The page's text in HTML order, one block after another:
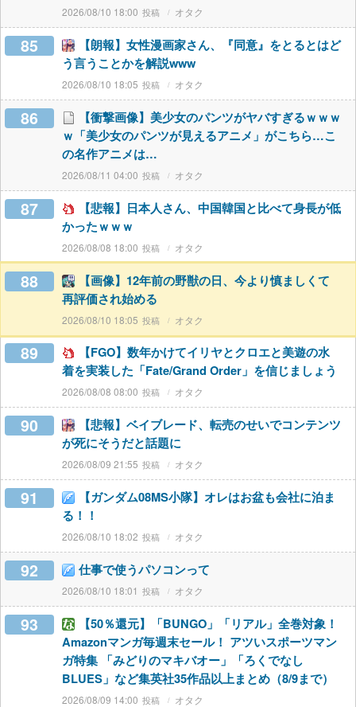
2026/08/10 18:00 オタク
85
【朗報】女性漫画家さん、『同意』をとるとはど
う言うことかを解説www
2026/08/10 18:05 オタク
86
【衝撃画像】美少女のパンツがヤバすぎるｗｗｗ
ｗ「美少女のパンツが見えるアニメ」がこちら…こ
の名作アニメは…
2026/08/11 04:00 オタク
87
【悲報】日本人さん、中国韓国と比べて身長が低
かったｗｗｗ
2026/08/08 18:00 オタク
88
【画像】12年前の野獣の日、今より慎ましくて
再評価され始める
2026/08/10 18:05 オタク
89
【FGO】数年かけてイリヤとクロエと美遊の水
着を実装した「Fate/Grand Order」を信じましょう
2026/08/08 08:00 オタク
90
【悲報】ベイブレード、転売のせいでコンテンツ
が死にそうだと話題に
2026/08/09 21:55 オタク
91
【ガンダム08MS小隊】オレはお盆も会社に泊ま
る！！
2026/08/10 18:02 オタク
92 仕事で使うパソコンって
2026/08/10 18:01 オタク
93
【50％還元】「BUNGO」「リアル」全巻対象！
Amazonマンガ毎週末セール！ アツいスポーツマン
ガ特集 「みどりのマキバオー」「ろくでなし
BLUES」など集英社35作品以上まとめ（8/9まで）
2026/08/09 14:00 オタク